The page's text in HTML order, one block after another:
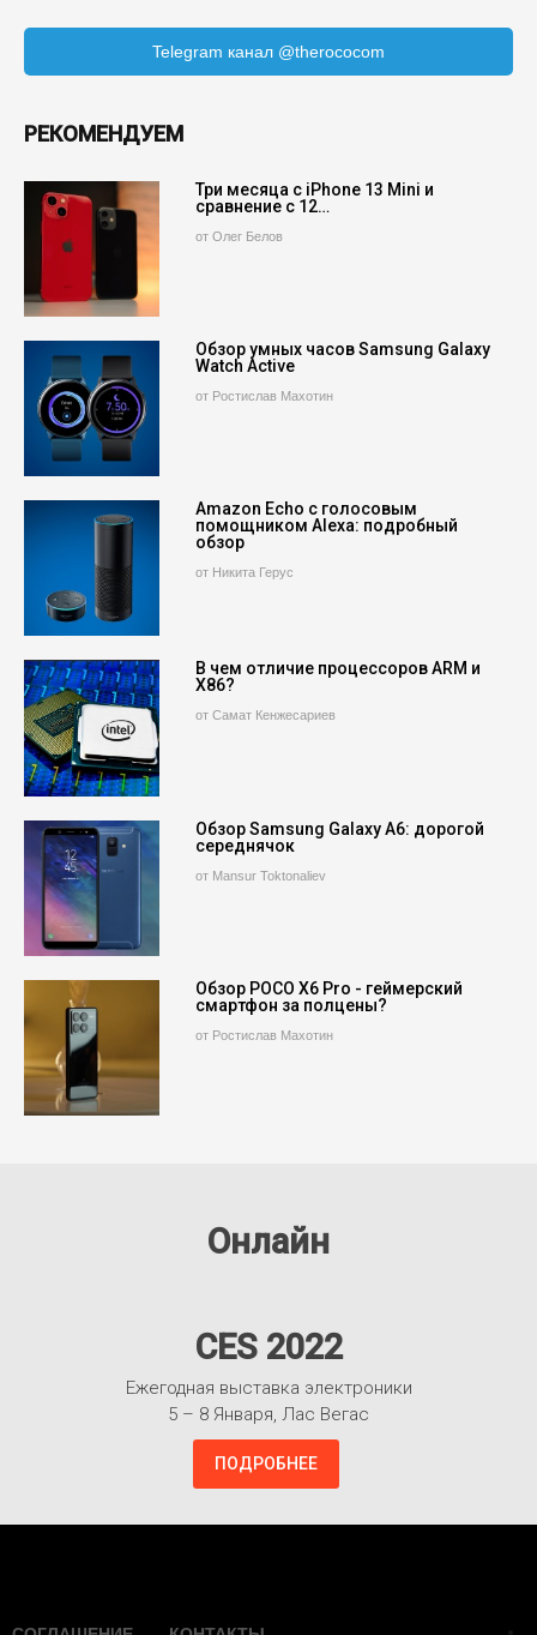
Telegram канал @therococom
РЕКОМЕНДУЕМ
Три месяца с iPhone 13 Mini и
сравнение с 12…
от Олег Белов
Обзор умных часов Samsung Galaxy
Watch Active
от Ростислав Махотин
Amazon Echo с голосовым
помощником Alexa: подробный
обзор
от Никита Герус
В чем отличие процессоров ARM и
X86?
от Самат Кенжесариев
Обзор Samsung Galaxy A6: дорогой
середнячок
от Mansur Toktonaliev
Обзор POCO X6 Pro - геймерский
смартфон за полцены?
от Ростислав Махотин
Онлайн
CES 2022
Ежегодная выставка электроники
5 – 8 Января, Лас Вегас
ПОДРОБНЕЕ